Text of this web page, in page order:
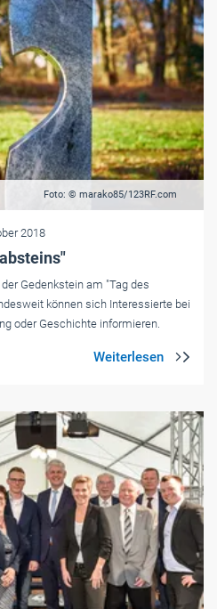
Foto: © marako85/123RF.com
2018
Gedenkstein am "Tag des
können sich Interessierte bei
oder Geschichte informieren.